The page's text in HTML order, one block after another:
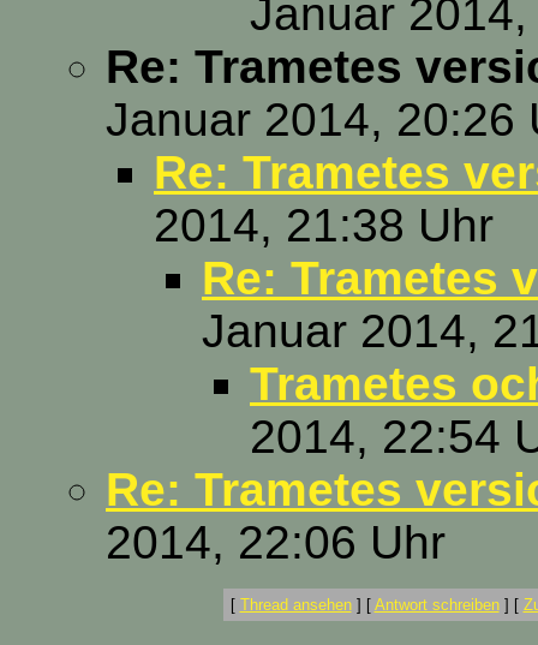
Januar
Re: Trametes
Januar 2014, 20:26
Re: Trametes
2014, 21:38 Uhr
Re: Trametes
Januar 2014,
Trametes
2014, 22:54
Re: Trametes
2014, 22:06 Uhr
[ Thread ansehen] [ Antwort schreiben] [